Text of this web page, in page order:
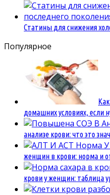
Статины для снижения
Популярное
домашних условиях, если
анализе крови: что это
женщин в крови: норма и
крови у женщин: таблица